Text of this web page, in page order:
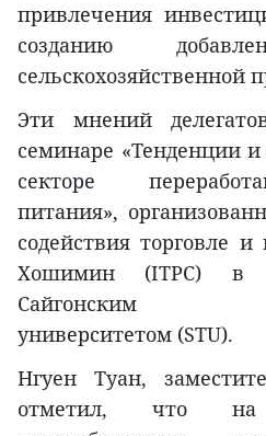
привлечения
созданию
сельскохозяйственной
Эти мнений
семинаре «Тенденции
секторе
питания»,
содействия торговле
Хошимин (ITPC) в
Сайгонским
университетом (STU).
Нгуен Туан,
отметил, что